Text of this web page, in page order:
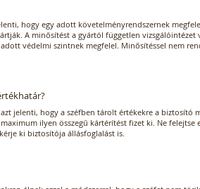
hogy egy adott követelményrendszernek
A minősítést a gyártól független vizsgálóintézet
védelmi szintnek megfelel. Minősítéssel nem
jelenti, hogy a széfben tárolt értékekre a biztosító
ilyen összegű kártérítést fizet ki. Ne
ki biztosítója állásfoglalást is.